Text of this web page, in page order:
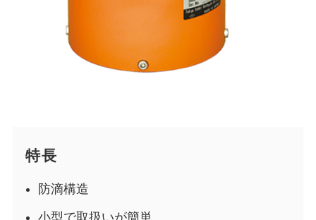
特長
防滴構造
小型で取扱いが簡単